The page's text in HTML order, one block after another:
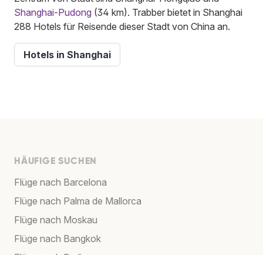
Shanghai-Pudong (34 km). Trabber bietet in Shanghai
288 Hotels für Reisende dieser Stadt von China an.
Hotels in Shanghai
HÄUFIGE SUCHEN
Flüge nach Barcelona
Flüge nach Palma de Mallorca
Flüge nach Moskau
Flüge nach Bangkok